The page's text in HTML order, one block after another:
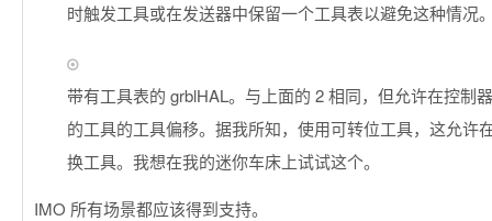
时触发工具或在发送器中保留一个工具表以避免这种情况
带有工具表的 grblHAL。与上面的 2 相同，但允许在控制
的工具的工具偏移。据我所知，使用可转位工具，这允许
换工具。我想在我的迷你车床上试试这个。
IMO 所有场景都应该得到支持。